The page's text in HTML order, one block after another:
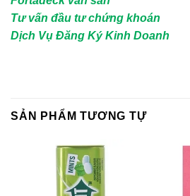
Tư vấn đầu tư chứng khoán
Dịch Vụ Đăng Ký Kinh Doanh
SẢN PHẨM TƯƠNG TỰ